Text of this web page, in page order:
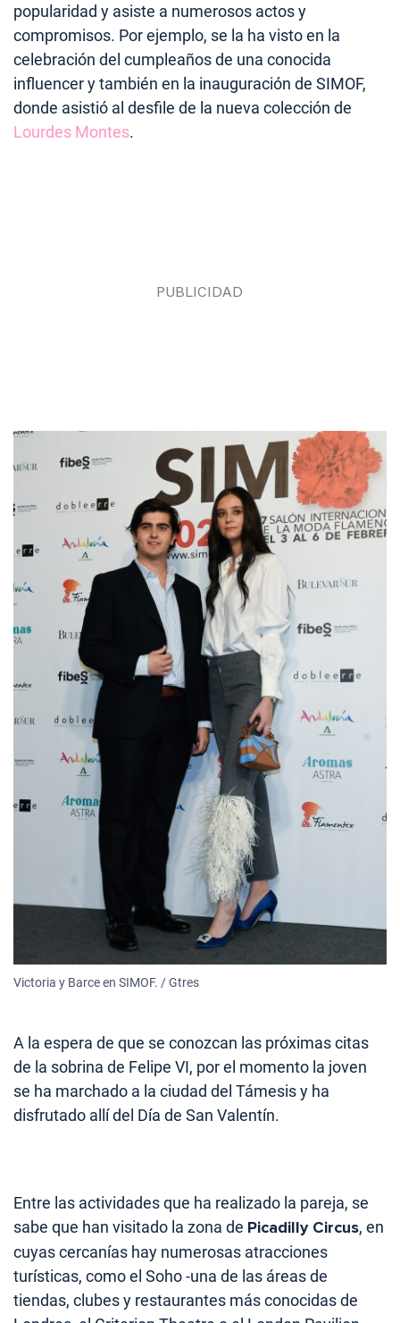
popularidad y asiste a numerosos actos y
compromisos. Por ejemplo, se la ha visto en la
celebración del cumpleaños de una conocida
influencer y también en la inauguración de SIMOF,
donde asistió al desfile de la nueva colección de
Lourdes Montes.
Victoria y Barce en SIMOF. / Gtres
A la espera de que se conozcan las próximas citas
de la sobrina de Felipe VI, por el momento la joven
se ha marchado a la ciudad del Támesis y ha
disfrutado allí del Día de San Valentín.
Entre las actividades que ha realizado la pareja, se
sabe que han visitado la zona de Picadilly Circus, en
cuyas cercanías hay numerosas atracciones
turísticas, como el Soho -una de las áreas de
tiendas, clubes y restaurantes más conocidas de